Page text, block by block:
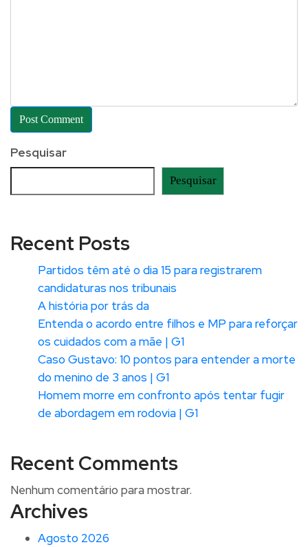
Pesquisar
Pesquisar
Recent Posts
Partidos têm até o dia 15 para registrarem
candidaturas nos tribunais
A história por trás da
Entenda o acordo entre filhos e MP para reforçar
os cuidados com a mãe | G1
Caso Gustavo: 10 pontos para entender a morte
do menino de 3 anos | G1
Homem morre em confronto após tentar fugir
de abordagem em rodovia | G1
Recent Comments
Nenhum comentário para mostrar.
Archives
Agosto 2026